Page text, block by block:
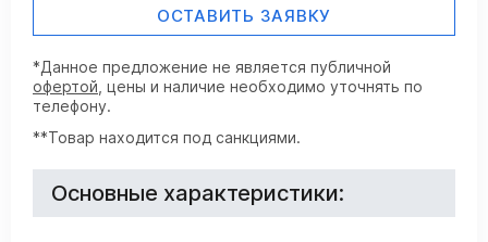
ОСТАВИТЬ ЗАЯВКУ
*Данное предложение не является публичной
офертой , цены и наличие необходимо уточнять по
телефону.
**Товар находится под санкциями.
Основные характеристики: